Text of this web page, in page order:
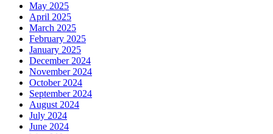
May 2025
April 2025
March 2025
February 2025
January 2025
December 2024
November 2024
October 2024
September 2024
August 2024
July 2024
June 2024